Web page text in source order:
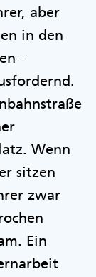
aber
in den
–
Wenn
sitzen
zwar
Ein